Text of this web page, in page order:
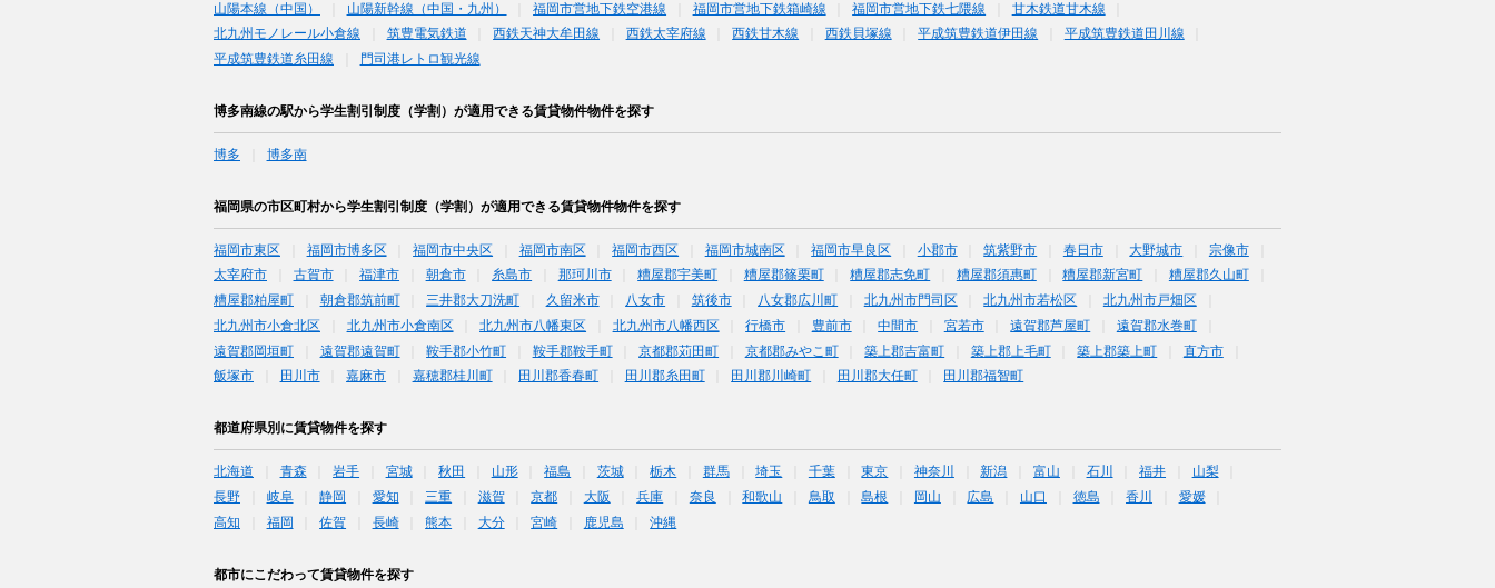
山陽本線（中国）
山陽新幹線（中国・九州） 福岡市営地下鉄空港線 福岡市営地下鉄箱崎線 福岡市営地下鉄七隈線
甘木鉄道甘木線
北九州モノレール小倉線
筑豊電気鉄道 西鉄天神大牟田線 西鉄太宰府線 西鉄甘木線 西鉄貝塚線 平成筑豊鉄道伊田線
平成筑豊鉄道田川線
平成筑豊鉄道糸田線
門司港レトロ観光線
博多南線の駅から学生割引制度（学割）が適用できる賃貸物件物件を探す
博多 博多南
福岡県の市区町村から学生割引制度（学割）が適用できる賃貸物件物件を探す
福岡市東区 福岡市博多区 福岡市中央区 福岡市南区 福岡市西区 福岡市城南区 福岡市早良区 小郡市 筑紫野市 春日市 大野城市
宗像市
太宰府市
古賀市 福津市 朝倉市 糸島市 那珂川市 糟屋郡宇美町 糟屋郡篠栗町 糟屋郡志免町 糟屋郡須惠町 糟屋郡新宮町
糟屋郡久山町
糟屋郡粕屋町
朝倉郡筑前町 三井郡大刀洗町 久留米市 八女市 筑後市 八女郡広川町 北九州市門司区 北九州市若松区
北九州市戸畑区
北九州市小倉北区
北九州市小倉南区 北九州市八幡東区 北九州市八幡西区 行橋市 豊前市 中間市 宮若市 遠賀郡芦屋町
遠賀郡水巻町
遠賀郡岡垣町
遠賀郡遠賀町 鞍手郡小竹町 鞍手郡鞍手町 京都郡苅田町 京都郡みやこ町 築上郡吉富町 築上郡上毛町 築上郡築上町
直方市
飯塚市
田川市 嘉麻市 嘉穂郡桂川町 田川郡香春町 田川郡糸田町 田川郡川崎町 田川郡大任町 田川郡福智町
都道府県別に賃貸物件を探す
北海道 青森 岩手 宮城 秋田 山形 福島 茨城 栃木 群馬 埼玉 千葉 東京 神奈川 新潟 富山 石川 福井
山梨
長野
岐阜 静岡 愛知 三重 滋賀 京都 大阪 兵庫 奈良 和歌山 鳥取 島根 岡山 広島 山口 徳島 香川
愛媛
高知
福岡 佐賀 長崎 熊本 大分 宮崎 鹿児島 沖縄
都市にこだわって賃貸物件を探す